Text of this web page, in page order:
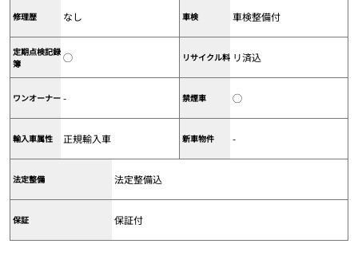
修理歴 なし 車検 車検整備付
定期点検記録
簿
◯ リサイクル料 リ済込
ワンオーナー - 禁煙車 ◯
輸入車属性 正規輸入車 新車物件 -
法定整備 法定整備込
保証 保証付